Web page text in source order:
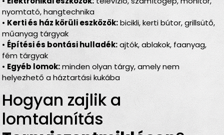
nyomtató, hangtechnika
• Kerti és ház körüli eszközök:bicikli, kerti bútor, grillsütő,
műanyag tárgyak
• Építési és bontási hulladék:ajtók, ablakok, faanyag,
fém tárgyak
• Egyéb lomok:minden olyan tárgy, amely nem
helyezhető a háztartási kukába
Hogyan zajlik a
lomtalanítás